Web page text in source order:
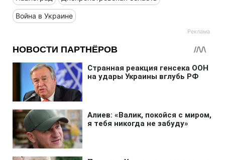
Война в Украине